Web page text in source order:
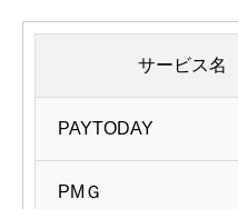
サービス名
PAYTODAY
PMＧ